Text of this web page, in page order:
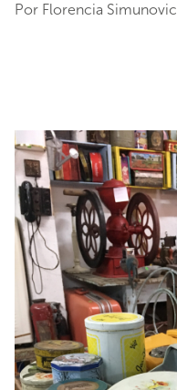
Por Florencia Simunovic